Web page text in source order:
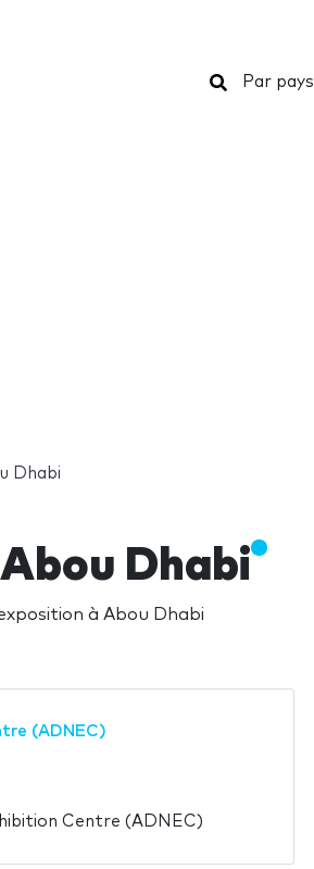
Rechercher
Par pays
Dhabi
Dhabi
à Abou Dhabi
(ADNEC)
Centre (ADNEC)